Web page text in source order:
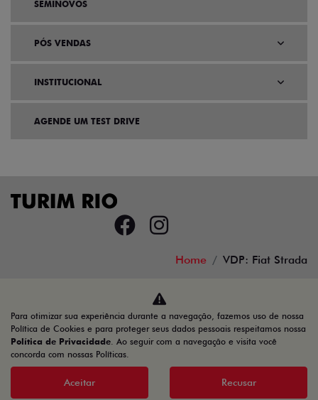
SEMINOVOS
PÓS VENDAS
INSTITUCIONAL
AGENDE UM TEST DRIVE
Home VDP: Fiat Strada
Desacelere. Seu bem maior é a vida.
TURIM RIO VEICULOS LTDA
34.777.421/0001-45
Para otimizar sua experiência durante a navegação, fazemos uso de nossa
Política de Cookies e para proteger seus dados pessoais respeitamos nossa
Política de Privacidade. Ao seguir com a navegação e visita você
concorda com nossas Políticas.
Aceitar Recusar